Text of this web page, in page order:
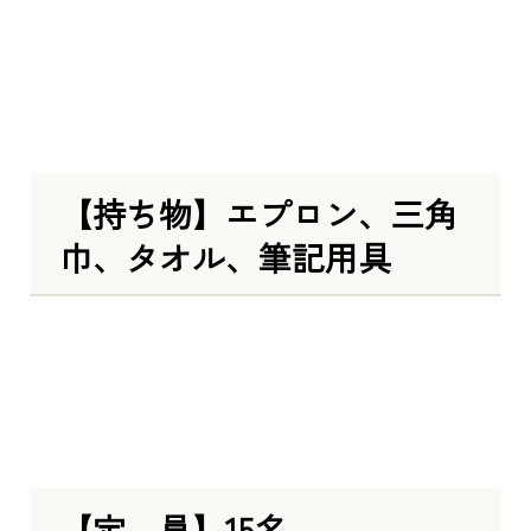
【持ち物】エプロン、三角
巾、タオル、筆記用具